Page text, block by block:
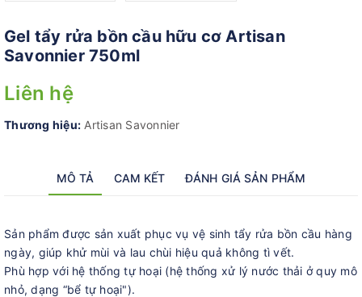
Gel tẩy rửa bồn cầu hữu cơ Artisan
Savonnier 750ml
Liên hệ
Thương hiệu: Artisan Savonnier
MÔ TẢ CAM KẾT ĐÁNH GIÁ SẢN PHẨM
Sản phẩm được sản xuất phục vụ vệ sinh tẩy rửa bồn cầu hàng
ngày, giúp khử mùi và lau chùi hiệu quả không tì vết.
Phù hợp với hệ thống tự hoại (hệ thống xử lý nước thải ở quy mô
nhỏ, dạng “bể tự hoại").